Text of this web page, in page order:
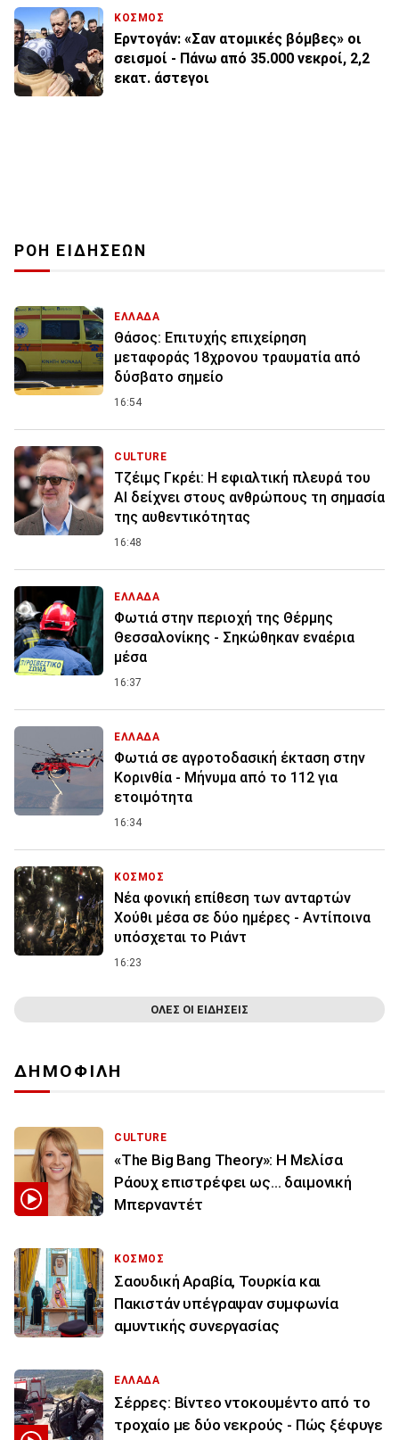
ΚΟΣΜΟΣ
Ερντογάν: «Σαν ατομικές βόμβες» οι
σεισμοί - Πάνω από 35.000 νεκροί, 2,2
εκατ. άστεγοι
ΡΟΗ ΕΙΔΗΣΕΩΝ
ΕΛΛΑΔΑ
Θάσος: Επιτυχής επιχείρηση
μεταφοράς 18χρονου τραυματία από
δύσβατο σημείο
16:54
CULTURE
Τζέιμς Γκρέι: H εφιαλτική πλευρά του
ΑI δείχνει στους ανθρώπους τη σημασία
της αυθεντικότητας
16:48
ΕΛΛΑΔΑ
Φωτιά στην περιοχή της Θέρμης
Θεσσαλονίκης - Σηκώθηκαν εναέρια
μέσα
16:37
ΕΛΛΑΔΑ
Φωτιά σε αγροτοδασική έκταση στην
Κορινθία - Μήνυμα από το 112 για
ετοιμότητα
16:34
ΚΟΣΜΟΣ
Νέα φονική επίθεση των ανταρτών
Χούθι μέσα σε δύο ημέρες - Αντίποινα
υπόσχεται το Ριάντ
16:23
ΟΛΕΣ ΟΙ ΕΙΔΗΣΕΙΣ
ΔΗΜΟΦΙΛΗ
CULTURE
«The Big Bang Theory»: Η Μελίσα
Ράουχ επιστρέφει ως… δαιμονική
Μπερναντέτ
ΚΟΣΜΟΣ
Σαουδική Αραβία, Τουρκία και
Πακιστάν υπέγραψαν συμφωνία
αμυντικής συνεργασίας
ΕΛΛΑΔΑ
Σέρρες: Βίντεο ντοκουμέντο από το
τροχαίο με δύο νεκρούς - Πώς ξέφυγε